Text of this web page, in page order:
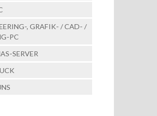
, GRAFIK- / CAD- /
PC
SERVER